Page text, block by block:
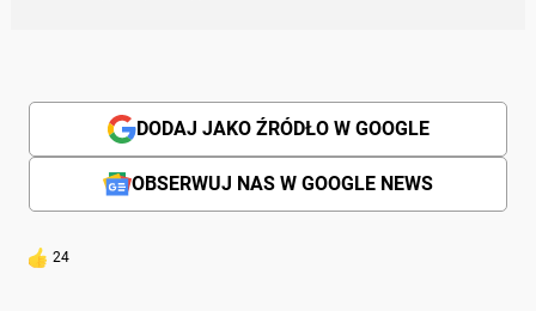
DODAJ JAKO ŹRÓDŁO W GOOGLE
OBSERWUJ NAS W GOOGLE NEWS
24